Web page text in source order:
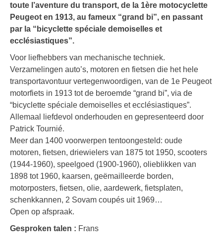
toute l’aventure du transport, de la 1ère motocyclette
Peugeot en 1913, au fameux “grand bi”, en passant
par la “bicyclette spéciale demoiselles et
ecclésiastiques”.
Voor liefhebbers van mechanische techniek.
Verzamelingen auto’s, motoren en fietsen die het hele
transportavontuur vertegenwoordigen, van de 1e Peugeot
motorfiets in 1913 tot de beroemde “grand bi”, via de
“bicyclette spéciale demoiselles et ecclésiastiques”.
Allemaal liefdevol onderhouden en gepresenteerd door
Patrick Tournié.
Meer dan 1400 voorwerpen tentoongesteld: oude
motoren, fietsen, driewielers van 1875 tot 1950, scooters
(1944-1960), speelgoed (1900-1960), olieblikken van
1898 tot 1960, kaarsen, geëmailleerde borden,
motorposters, fietsen, olie, aardewerk, fietsplaten,
schenkkannen, 2 Sovam coupés uit 1969…
Open op afspraak.
Gesproken talen : Frans